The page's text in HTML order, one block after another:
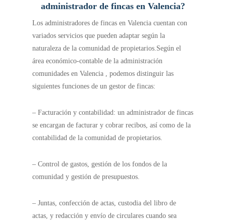
administrador de fincas en Valencia?
Los administradores de fincas en Valencia cuentan con
variados servicios que pueden adaptar según la
naturaleza de la comunidad de propietarios.Según el
área económico-contable de la administración
comunidades en Valencia , podemos distinguir las
siguientes funciones de un gestor de fincas:
– Facturación y contabilidad: un administrador de fincas
se encargan de facturar y cobrar recibos, así como de la
contabilidad de la comunidad de propietarios.
– Control de gastos, gestión de los fondos de la
comunidad y gestión de presupuestos.
– Juntas, confección de actas, custodia del libro de
actas, y redacción y envío de circulares cuando sea